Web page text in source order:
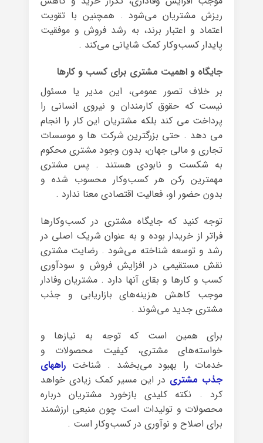
ریزش مشتریان می‌شود . همچنین با تقویت
اعتماد و اعتبار برند، به رشد فروش و موفقیت
پایدار کسب‌وکار کمک شایانی می‌کند .
جایگاه و اهمیت مشتری برای کسب و کارها
بر خلاف تصور عمومی، این مدیر یا مسئول
نیست که حقوق کارمندان و نیروی انسانی را
پرداخت می کند بلکه مشتریان این کار را انجام
می دهد . حتی بزرگترین شرکت ها و موسسات
تجاری و مالی جهان، بدون وجود مشتری محکوم
به شکست و نابودی هستند . پس مشتری
مهمترین رکن هر کسب‌وکار محسوب شده و
بدون حضور او، فعالیت اقتصادی معنا ندارد .
توجه کنید که جایگاه مشتری در کسب‌وکارها
فراتر از خریدار بوده و به عنوان شریک اصلی در
رشد و توسعه شناخته می‌شود . رضایت مشتری
نقش مستقیمی در افزایش فروش و سودآوری
کسب و کارها و بقای آنها دارد . مشتریان وفادار
موجب کاهش هزینه‌های بازاریابی و جذب
مشتری جدید می‌شوند .
برای همین است که توجه به نیازها و
خواسته‌های مشتری، کیفیت محصولات و
خدمات را بهبود می‌بخشد . شناختراههای
جذب مشتری در این مسیر کمک زیادی خواهد
کرد . نکته کلیدی بازخورد مشتریان درباره
محصولات و تولیدات است چون منبعی ارزشمند
برای اصلاح و نوآوری در کسب‌وکار است .